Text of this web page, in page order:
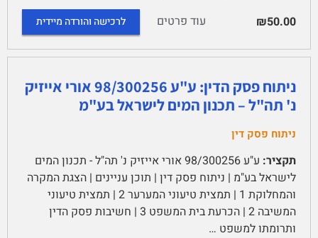
₪50.00
עוד פרטים לרכישה והורדה מיידית
ניתוח פסק הדין: ע"ע 98/300256 אורי אייזיק
נ' תה"ל – תכנון המים לישראל בע"מ
ניתוח פסק דין
תקציר:
ע"ע 98/300256 אורי אייזיק נ' תה"ל - תכנון המים
לישראל בע"מ | ניתוח פסק דין | תוכן עניינים | הצגת המקרה
והמחלוקת 1 | תמצית טיעוני המערער 2 | תמצית טיעוני
המשיבה 2 | הכרעת בית המשפט 3 | חשיבות פסק הדין
ותרומתו למשפט …